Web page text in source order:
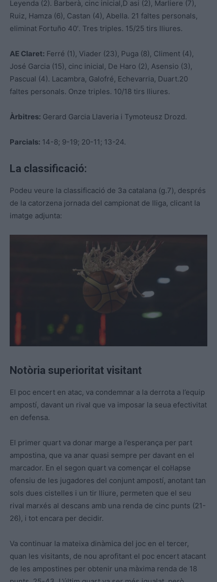
Leyenda (2). Barberà, cinc inicial,D asi (2), Marliere (7),
Ruiz, Hamza (6), Castan (4), Abella. 21 faltes personals,
eliminat Fortuño 40′. Tres triples. 15/25 tirs lliures.
AE Claret: Ferré (1), Viader (23), Puga (8), Climent (4),
José Garcia (15), cinc inicial, De Haro (2), Asensio (3),
Pascual (4). Lacambra, Galofré, Echevarria, Duart.20
faltes personals. Onze triples. 10/18 tirs lliures.
Àrbitres: Gerard Garcia Llaveria i Tymoteusz Drozd.
Parcials: 14-8; 9-19; 20-11; 13-24.
La classificació:
Podeu veure la classificació de 3a catalana (g.7), després
de la catorzena jornada del campionat de lliga, clicant la
imatge adjunta:
Notòria superioritat visitant
El poc encert en atac, va condemnar a la derrota a l’equip
ampostí, davant un rival que va imposar la seua efectivitat
en defensa.
El primer quart va donar marge a l’esperança per part
ampostina, que va anar quasi sempre per davant en el
marcador. En el segon quart va començar el col·lapse
ofensiu de les jugadores del conjunt ampostí, anotant tan
sols dues cistelles i un tir lliure, permeten que el seu
rival marxés al descans amb una renda de cinc punts (21-
26), i tot encara per decidir.
Va continuar la mateixa dinàmica del joc en el tercer,
quan les visitants, de nou aprofitant el poc encert atacant
de les ampostines per obtenir una màxima renda de 18